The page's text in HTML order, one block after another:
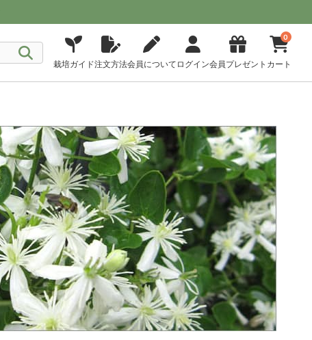
栽培ガイド注文方法会員について ログイン会員プレゼント
0
カート